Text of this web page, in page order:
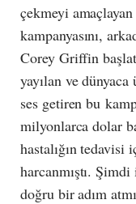
çekmeyi
kampanyasını,
Corey Griffin
yayılan ve
ses getiren bu
milyonlarca dolar
hastalığın tedavisi
harcanmıştı.
doğru bir adım